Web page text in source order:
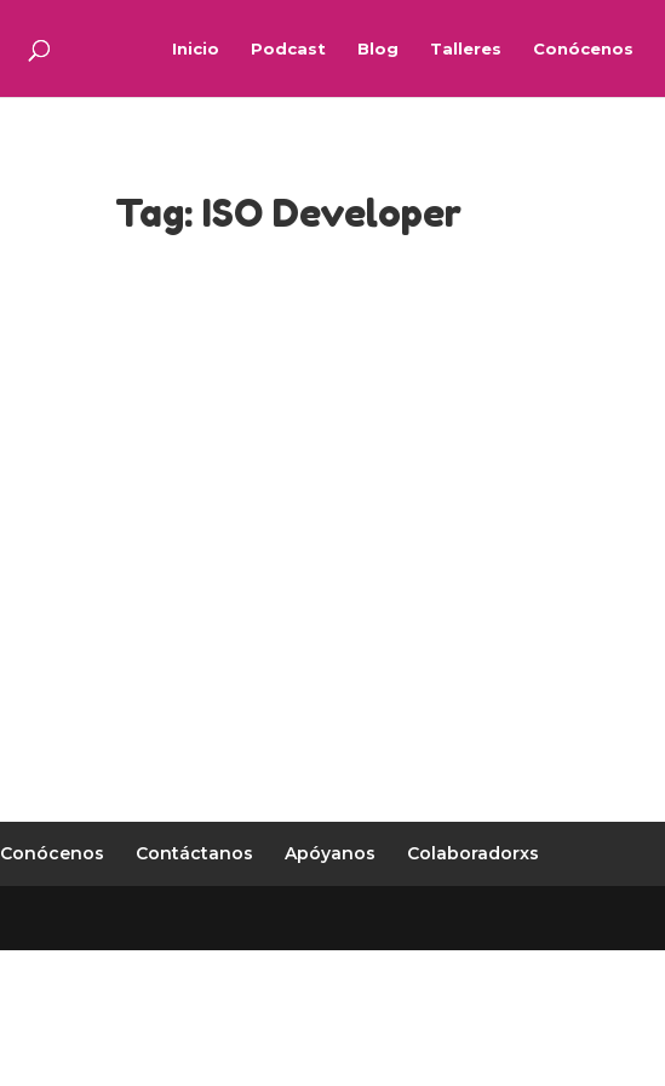
Inicio Podcast Blog Talleres Conócenos
Tag: ISO Developer
Conócenos Contáctanos Apóyanos Colaboradorxs